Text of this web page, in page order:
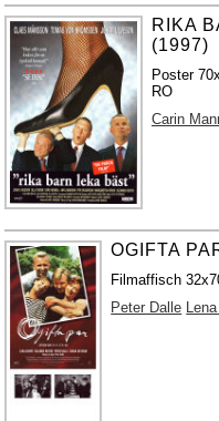
RIKA
(1997)
Poster
RO
Carin
OGIFTA
Filmaffisch
Peter Dalle